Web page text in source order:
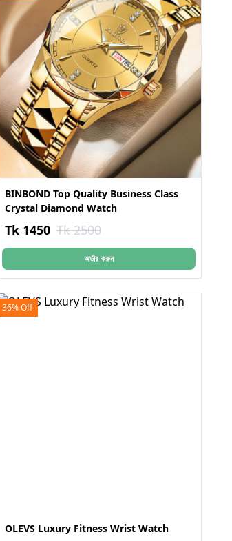
BINBOND Top Quality Business Class
Crystal Diamond Watch
Tk 1450 Tk 2500
অর্ডার করুন
36% Off
OLEVS Luxury Fitness Wrist Watch